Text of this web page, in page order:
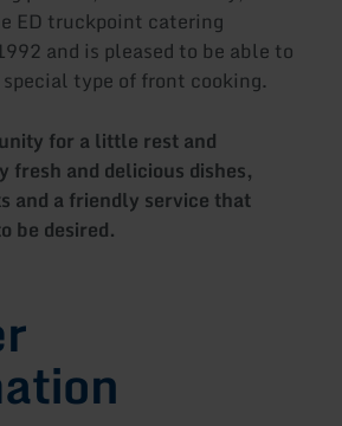
ED truckpoint catering
and is pleased to be able to
type of front cooking.
for a little rest and
fresh and delicious dishes,
and a friendly service that
be desired.